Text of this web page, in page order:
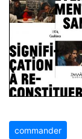
commander